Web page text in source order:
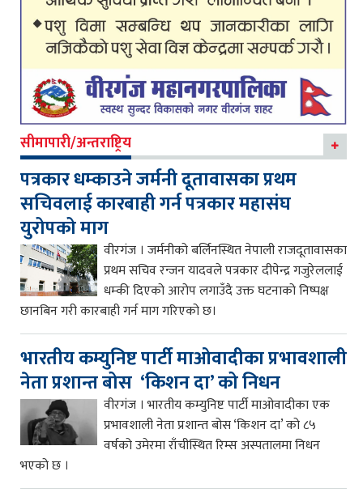
सीमापारी/अन्तराष्ट्रिय
पत्रकार धम्काउने जर्मनी दूतावासका प्रथम
सचिवलाई कारबाही गर्न पत्रकार महासंघ
युरोपको माग
वीरगंज । जर्मनीको बर्लिनस्थित नेपाली राजदूतावासका
प्रथम सचिव रन्जन यादवले पत्रकार दीपेन्द्र गजुरेललाई
धम्की दिएको आरोप लगाउँदै उक्त घटनाको निष्पक्ष
छानबिन गरी कारबाही गर्न माग गरिएको छ।
भारतीय कम्युनिष्ट पार्टी माओवादीका प्रभावशाली
नेता प्रशान्त बोस ‘किशन दा’ को निधन
वीरगंज । भारतीय कम्युनिष्ट पार्टी माओवादीका एक
प्रभावशाली नेता प्रशान्त बोस ‘किशन दा’ को ८५
वर्षको उमेरमा राँचीस्थित रिम्स अस्पतालमा निधन
भएको छ ।